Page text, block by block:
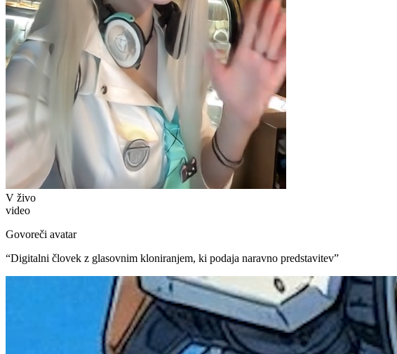
V živo
video
Govoreči avatar
“Digitalni človek z glasovnim kloniranjem, ki podaja naravno predstavitev”